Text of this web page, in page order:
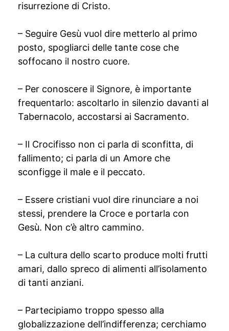
risurrezione di Cristo.
– Seguire Gesù vuol dire metterlo al primo
posto, spogliarci delle tante cose che
soffocano il nostro cuore.
– Per conoscere il Signore, è importante
frequentarlo: ascoltarlo in silenzio davanti al
Tabernacolo, accostarsi ai Sacramento.
– Il Crocifisso non ci parla di sconfitta, di
fallimento; ci parla di un Amore che
sconfigge il male e il peccato.
– Essere cristiani vuol dire rinunciare a noi
stessi, prendere la Croce e portarla con
Gesù. Non c’è altro cammino.
– La cultura dello scarto produce molti frutti
amari, dallo spreco di alimenti all’isolamento
di tanti anziani.
– Partecipiamo troppo spesso alla
globalizzazione dell’indifferenza; cerchiamo